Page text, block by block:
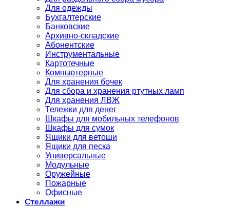
Для одежды
Бухгалтерские
Банковские
Архивно-складские
Абонентские
Инструментальные
Картотечные
Компьютерные
Для хранения бочек
Для сбора и хранения ртутных ламп
Для хранения ЛВЖ
Тележки для денег
Шкафы для мобильных телефонов
Шкафы для сумок
Ящики для ветоши
Ящики для песка
Универсальные
Модульные
Оружейные
Пожарные
Офисные
Стеллажи